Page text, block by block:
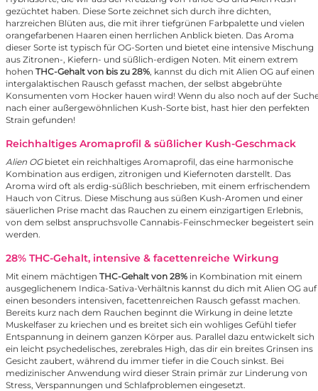
gezüchtet haben. Diese Sorte zeichnet sich durch ihre dichten,
harzreichen Blüten aus, die mit ihrer tiefgrünen Farbpalette und vielen
orangefarbenen Haaren einen herrlichen Anblick bieten. Das Aroma
dieser Sorte ist typisch für OG-Sorten und bietet eine intensive Mischung
aus Zitronen-, Kiefern- und süßlich-erdigen Noten. Mit einem extrem
hohen THC-Gehalt von bis zu 28%, kannst du dich mit Alien OG auf einen
intergalaktischen Rausch gefasst machen, der selbst abgebrühte
Konsumenten vom Hocker hauen wird! Wenn du also noch auf der
nach einer außergewöhnlichen Kush-Sorte bist, hast hier den perfekten
Strain gefunden!
Reichhaltiges Aromaprofil & süßlicher Kush-Geschmack
Alien OGbietet ein reichhaltiges Aromaprofil, das eine harmonische
Kombination aus erdigen, zitronigen und Kiefernoten darstellt. Das
Aroma wird oft als erdig-süßlich beschrieben, mit einem erfrischendem
Hauch von Citrus. Diese Mischung aus süßen Kush-Aromen und einer
säuerlichen Prise macht das Rauchen zu einem einzigartigen Erlebnis,
von dem selbst anspruchsvolle Cannabis-Feinschmecker begeistert sein
werden.
28% THC-Gehalt, intensive & facettenreiche Wirkung
Mit einem mächtigen THC-Gehalt von 28% in Kombination mit einem
ausgeglichenem Indica-Sativa-Verhältnis kannst du dich mit Alien OG auf
einen besonders intensiven, facettenreichen Rausch gefasst machen.
Bereits kurz nach dem Rauchen beginnt die Wirkung in deine letzte
Muskelfaser zu kriechen und es breitet sich ein wohliges Gefühl tiefer
Entspannung in deinem ganzen Körper aus. Parallel dazu entwickelt sich
ein leicht psychedelisches, zerebrales High, das dir ein breites Grinsen ins
Gesicht zaubert, während du immer tiefer in die Couch sinkst. Bei
medizinischer Anwendung wird dieser Strain primär zur Linderung von
Stress, Verspannungen und Schlafproblemen eingesetzt.